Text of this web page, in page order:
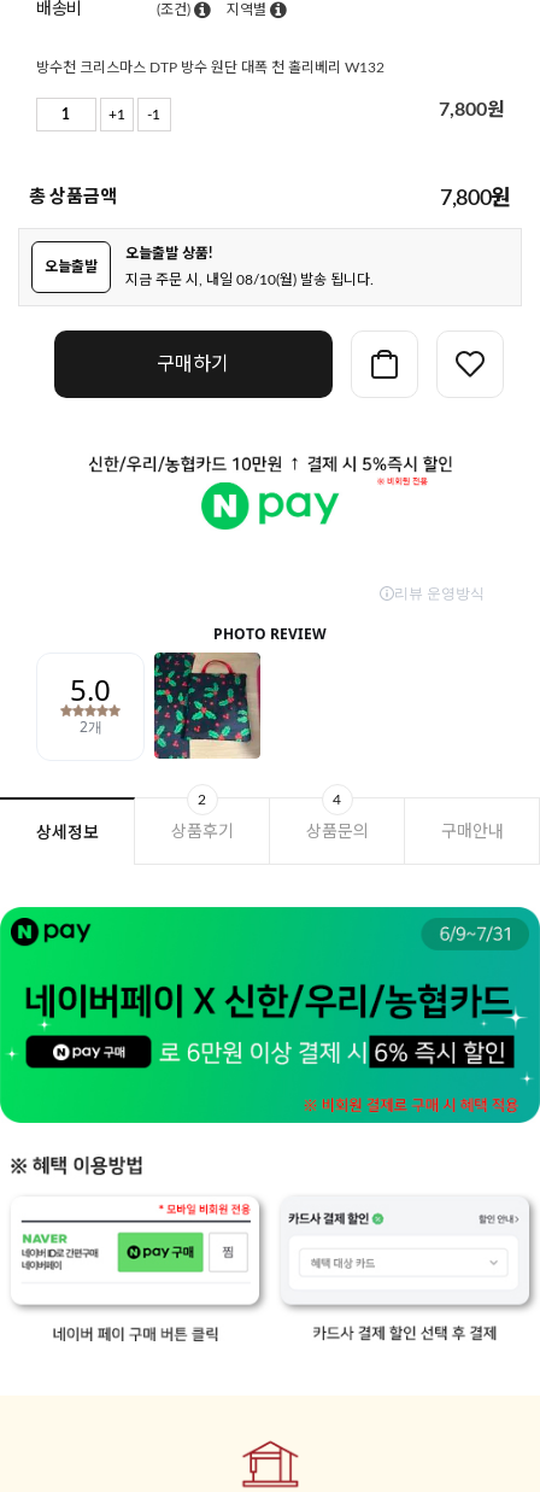
배송비 (조건) 지역별
방수천 크리스마스 DTP 방수 원단 대폭 천 홀리베리 W132
+1 -1 7,800원
총 상품금액 7,800원
오늘출발
오늘출발 상품!
지금 주문 시, 내일 08/10(월) 발송 됩니다.
구매하기
상세정보 상품후기
2
상품문의
4
구매안내